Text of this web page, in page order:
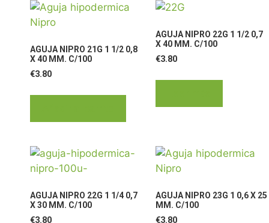
AGUJA NIPRO 21G 1 1/2 0,8
X 40 MM. C/100
€3.80
AGUJA NIPRO 22G 1 1/2 0,7
X 40 MM. C/100
€3.80
AGUJA NIPRO 22G 1 1/4 0,7
X 30 MM. C/100
€3.80
AGUJA NIPRO 23G 1 0,6 X 25
MM. C/100
€3.80